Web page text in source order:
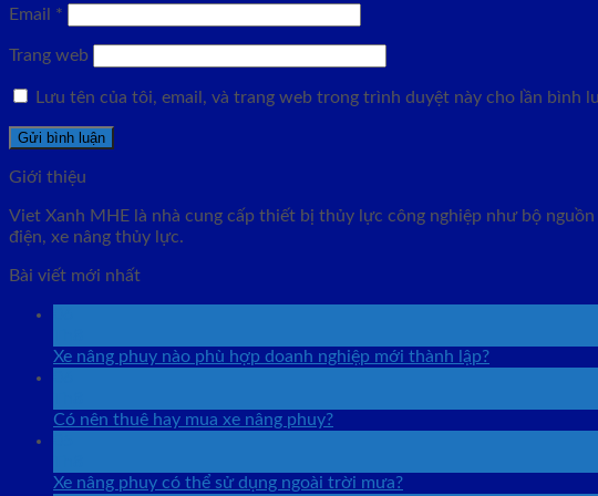
Email *
Trang web
Lưu tên của tôi, email, và trang web trong trình duyệt này cho lần bình
Giới thiệu
Viet Xanh MHE là nhà cung cấp thiết bị thủy lực công nghiệp như bộ
điện, xe nâng thủy lực.
Bài viết mới nhất
Xe nâng phuy nào phù hợp doanh nghiệp mới thành lập?
Có nên thuê hay mua xe nâng phuy?
Xe nâng phuy có thể sử dụng ngoài trời mưa?